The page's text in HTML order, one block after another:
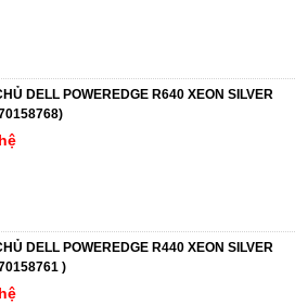
DELL POWEREDGE R640 XEON SILVER
DELL POWEREDGE R440 XEON SILVER
)